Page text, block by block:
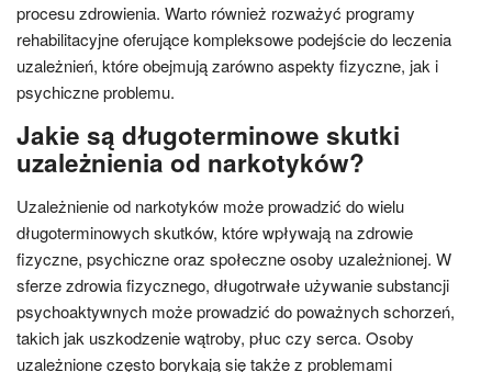
procesu zdrowienia. Warto również rozważyć programy
rehabilitacyjne oferujące kompleksowe podejście do leczenia
uzależnień, które obejmują zarówno aspekty fizyczne, jak i
psychiczne problemu.
Jakie są długoterminowe skutki
uzależnienia od narkotyków?
Uzależnienie od narkotyków może prowadzić do wielu
długoterminowych skutków, które wpływają na zdrowie
fizyczne, psychiczne oraz społeczne osoby uzależnionej. W
sferze zdrowia fizycznego, długotrwałe używanie substancji
psychoaktywnych może prowadzić do poważnych schorzeń,
takich jak uszkodzenie wątroby, płuc czy serca. Osoby
uzależnione często borykają się także z problemami